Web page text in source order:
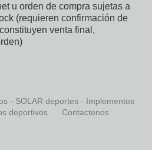
u orden de compra sujetas a
(requieren confirmación de
venta final,
- SOLAR deportes - Implementos
deportivos
Contactenos